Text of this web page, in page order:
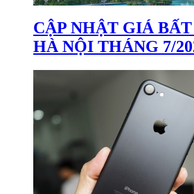
CẬP NHẬT GIÁ
HÀ NỘI THÁNG 7/